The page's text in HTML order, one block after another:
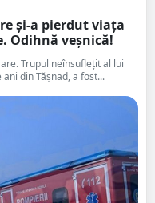
și-a pierdut viața
Odihnă veșnică!
Trupul neînsuflețit al lui
din Tășnad, a fost...